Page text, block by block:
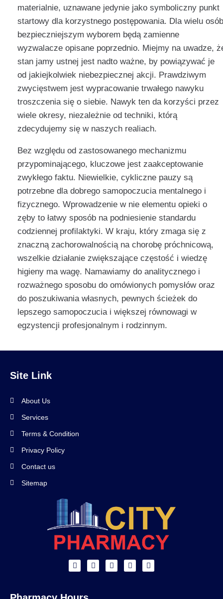
materialnie, uznawane jedynie jako symboliczny punkt
startowy dla korzystnego postępowania. Dla wielu osób
bezpieczniejszym wyborem będą zamienne
wyzwalacze opisane poprzednio. Miejmy na uwadze,
stan jamy ustnej jest nadto ważne, by powiązywać je
od jakiejkolwiek niebezpiecznej akcji. Prawdziwym
zwycięstwem jest wypracowanie trwałego nawyku
troszczenia się o siebie. Nawyk ten da korzyści przez
wiele okresy, niezależnie od techniki, którą
zdecydujemy się w naszych realiach.
Bez względu od zastosowanego mechanizmu
przypominającego, kluczowe jest zaakceptowanie
zwykłego faktu. Niewielkie, cykliczne pauzy są
potrzebne dla dobrego samopoczucia mentalnego i
fizycznego. Wprowadzenie w nie elementu opieki o
zęby to łatwy sposób na podniesienie standardu
codziennej profilaktyki. W kraju, który zmaga się z
znaczną zachorowalnością na chorobę próchnicową,
wszelkie działanie zwiększające częstość i wiedzę
higieny ma wagę. Namawiamy do analitycznego i
rozważnego sposobu do omówionych pomysłów oraz
do poszukiwania własnych, pewnych ścieżek do
lepszego samopoczucia i większej równowagi w
egzystencji profesjonalnym i rodzinnym.
Site Link
About Us
Services
Terms & Condition
Privacy Policy
Contact us
Sitemap